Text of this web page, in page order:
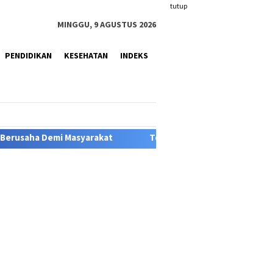
tutup
MINGGU, 9 AGUSTUS 2026
PENDIDIKAN KESEHATAN INDEKS
Tokoh Adat dan Budayawan Minta Pemerintah, Musik